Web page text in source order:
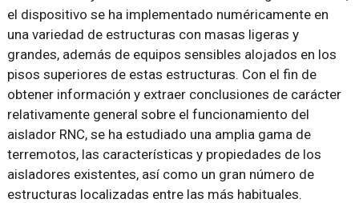
el dispositivo se ha implementado numéricamente en
una variedad de estructuras con masas ligeras y
grandes, además de equipos sensibles alojados en los
pisos superiores de estas estructuras. Con el fin de
obtener información y extraer conclusiones de carácter
relativamente general sobre el funcionamiento del
aislador RNC, se ha estudiado una amplia gama de
terremotos, las características y propiedades de los
aisladores existentes, así como un gran número de
estructuras localizadas entre las más habituales.